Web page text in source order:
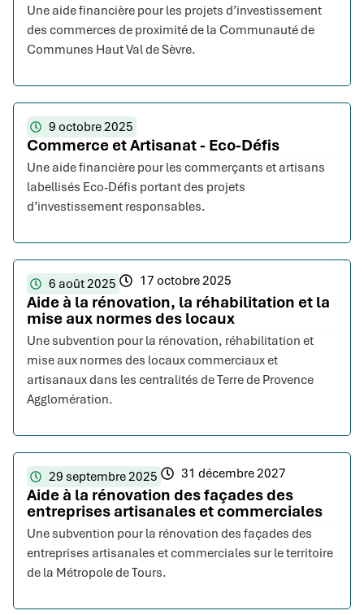
Une aide financière pour les projets d’investissement
des commerces de proximité de la Communauté de
Communes Haut Val de Sèvre.
9 octobre 2025
Commerce et Artisanat - Eco-Défis
Une aide financière pour les commerçants et artisans
labellisés Eco-Défis portant des projets
d’investissement responsables.
6 août 2025 17 octobre 2025
Aide à la rénovation, la réhabilitation et la
mise aux normes des locaux
Une subvention pour la rénovation, réhabilitation et
mise aux normes des locaux commerciaux et
artisanaux dans les centralités de Terre de Provence
Agglomération.
29 septembre 2025 31 décembre 2027
Aide à la rénovation des façades des
entreprises artisanales et commerciales
Une subvention pour la rénovation des façades des
entreprises artisanales et commerciales sur le territoire
de la Métropole de Tours.